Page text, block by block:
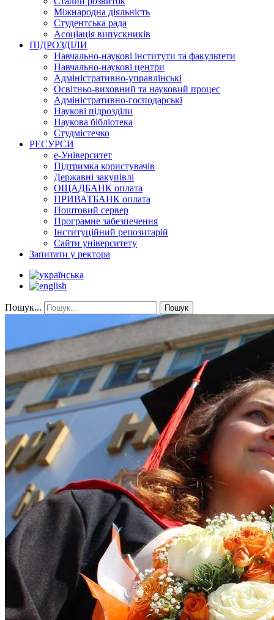
Міжнародна діяльність
Студентська рада
Асоціація випускників
ПІДРОЗДІЛИ
Навчально-наукові інститути та факультети
Навчально-наукові центри
Адміністративно-управлінські
Освітньо-виховний та науковий процес
Адміністративно-господарські
Наукові підрозділи
Наукова бібліотека
Студмістечко
РЕСУРСИ
е-Університет
Підтримка користувачів
Державні закупівлі
ОЩАДБАНК оплата
ПРИВАТБАНК оплата
Поштовий сервер
Програмне забезпечення
Інституційний репозитарій
Сайти університету
Запитати у ректора
Пошук... Пошук